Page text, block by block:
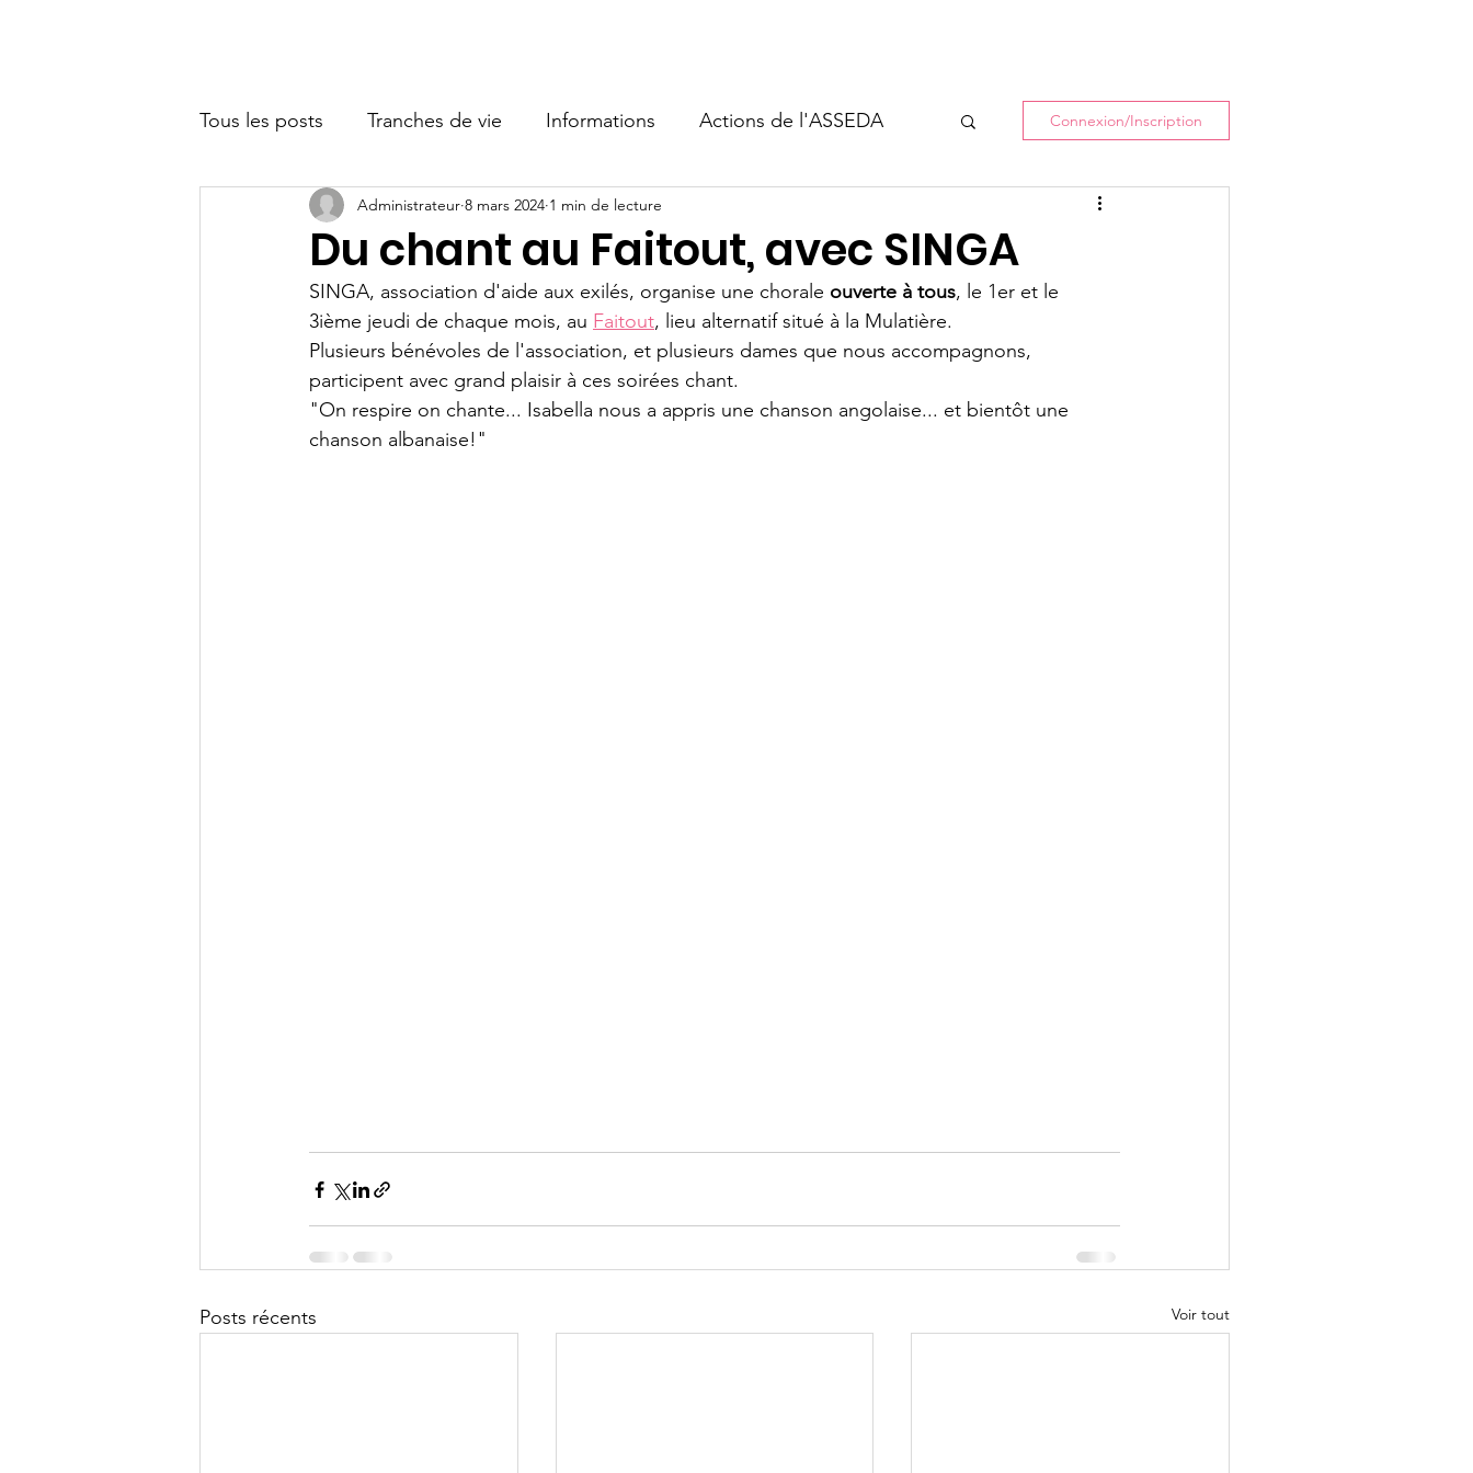
Tous les posts Tranches de vie Informations Actions de l'ASSEDA
Partenaires
Connexion/Inscription
Du chant au Faitout, avec SINGA
Administrateur 8 mars 2024 1 min de lecture
SINGA, association d'aide aux exilés, organise une chorale ouverte à tous, le 1er et le
3ième jeudi de chaque mois, au Faitout, lieu alternatif situé à la Mulatière.
Plusieurs bénévoles de l'association, et plusieurs dames que nous accompagnons,
participent avec grand plaisir à ces soirées chant.
"On respire on chante... Isabella nous a appris une chanson angolaise... et bientôt une
chanson albanaise!"
Posts récents Voir tout